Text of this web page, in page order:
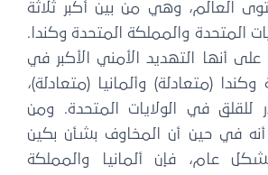
العالم، وهي من بين أكبر ثلاثة
المتحدة والمملكة المتحدة وكندا.
أنها التهديد الأمني ​​الأكبر في
وكندا (متعادلة) وألمانيا (متعادلة)،
للقلق في الولايات المتحدة. ومن
أنه في حين أن المخاوف بشأن بكين
عام، فإن ألمانيا والمملكة